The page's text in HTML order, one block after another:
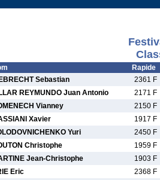
Rapide
Sebastian
2361 F
REYMUNDO Juan Antonio
2171 F
Vianney
2150 F
Xavier
1917 F
Yuri
2450 F
Christophe
1959 F
Jean-Christophe
1903 F
Eric
2368 F